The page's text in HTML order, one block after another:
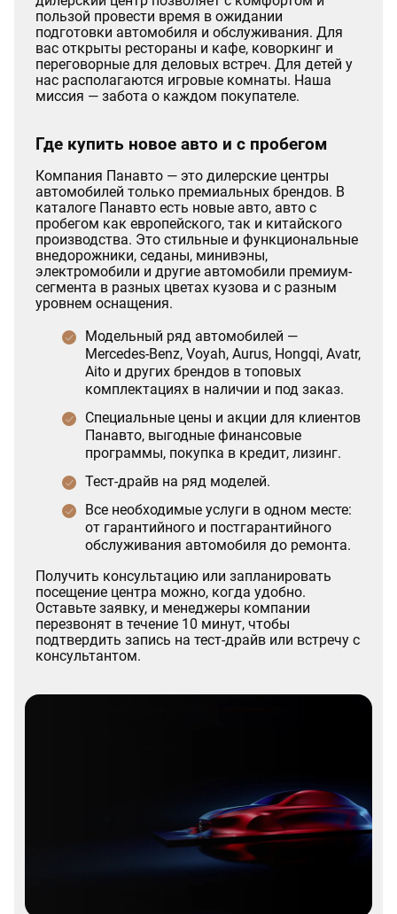
пользой провести время в ожидании
подготовки автомобиля и обслуживания. Для
вас открыты рестораны и кафе, коворкинг и
переговорные для деловых встреч. Для детей у
нас располагаются игровые комнаты. Наша
миссия — забота о каждом покупателе.
Где купить новое авто и с пробегом
Компания Панавто — это дилерские центры
автомобилей только премиальных брендов. В
каталоге Панавто есть новые авто, авто с
пробегом как европейского, так и китайского
производства. Это стильные и функциональные
внедорожники, седаны, минивэны,
электромобили и другие автомобили премиум-
сегмента в разных цветах кузова и с разным
уровнем оснащения.
Модельный ряд автомобилей —
Mercedes-Benz, Voyah, Aurus, Hongqi, Avatr,
Aito и других брендов в топовых
комплектациях в наличии и под заказ.
Специальные цены и акции для клиентов
Панавто, выгодные финансовые
программы, покупка в кредит, лизинг.
Тест-драйв на ряд моделей.
Все необходимые услуги в одном месте:
от гарантийного и постгарантийного
обслуживания автомобиля до ремонта.
Получить консультацию или запланировать
посещение центра можно, когда удобно.
Оставьте заявку, и менеджеры компании
перезвонят в течение 10 минут, чтобы
подтвердить запись на тест-драйв или встречу с
консультантом.